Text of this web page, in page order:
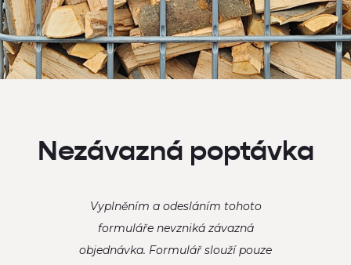
Nezávazná poptávka
Vyplněním a odesláním tohoto
formuláře nevzniká závazná
objednávka. Formulář slouží pouze